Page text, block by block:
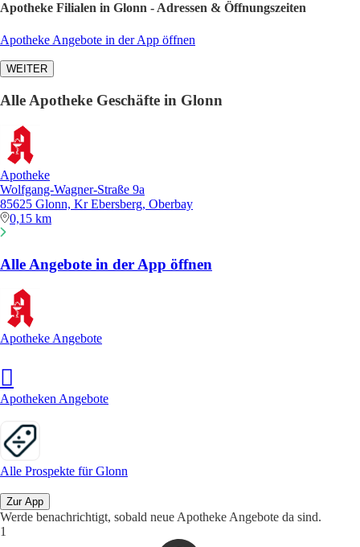
Apotheke Filialen in Glonn - Adressen & Öffnungszeiten
Apotheke Angebote in der App öffnen
WEITER
Alle Apotheke Geschäfte in Glonn
Apotheke
Wolfgang-Wagner-Straße 9a
85625 Glonn, Kr Ebersberg, Oberbay
0,15 km
Alle Angebote in der App öffnen
Apotheke Angebote
Apotheken Angebote
Alle Prospekte für Glonn
Zur App
Werde benachrichtigt, sobald neue Apotheke Angebote da sind.